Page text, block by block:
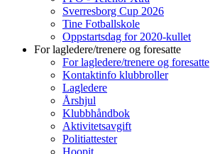
Sverresborg Cup 2026
Tine Fotballskole
Oppstartsdag for 2020-kullet
For lagledere/trenere og foresatte
For lagledere/trenere og foresatte
Kontaktinfo klubbroller
Lagledere
Årshjul
Klubbhåndbok
Aktivitetsavgift
Politiattester
Hoopit